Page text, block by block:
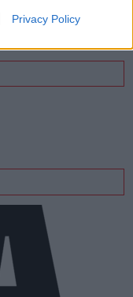
Privacy Policy